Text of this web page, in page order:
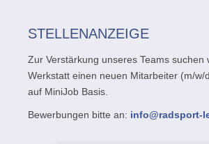
STELLENANZEIGE
Zur Verstärkung unseres Teams suchen
Werkstatt einen neuen Mitarbeiter (m/w/
auf MiniJob Basis.
Bewerbungen bitte an: info@radsport-